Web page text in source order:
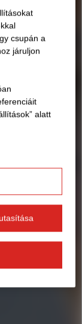
csupán a
járuljon
alatt